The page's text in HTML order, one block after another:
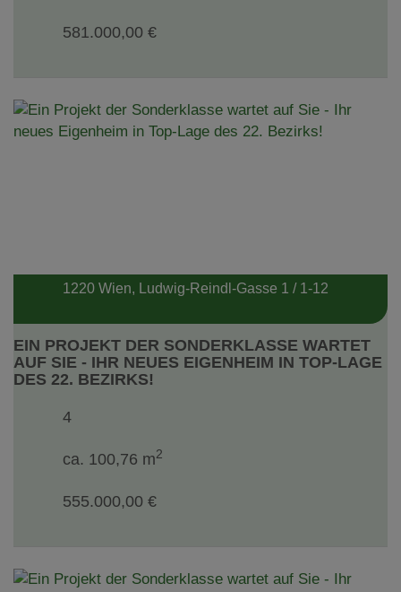
581.000,00 €
EIN PROJEKT DER SONDERKLASSE WARTET
AUF SIE - IHR NEUES EIGENHEIM IN TOP-LAGE
DES 22. BEZIRKS!
1220 Wien, Ludwig-Reindl-Gasse 1 / 1-12
4
ca. 100,76 m2
555.000,00 €